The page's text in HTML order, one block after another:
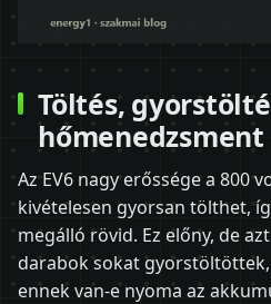
Töltés,
hőmenedzsment
Az EV6 nagy erőssége a 800
kivételesen gyorsan tölthet,
megálló rövid. Ez előny, de
darabok sokat
ennek van-e nyoma az